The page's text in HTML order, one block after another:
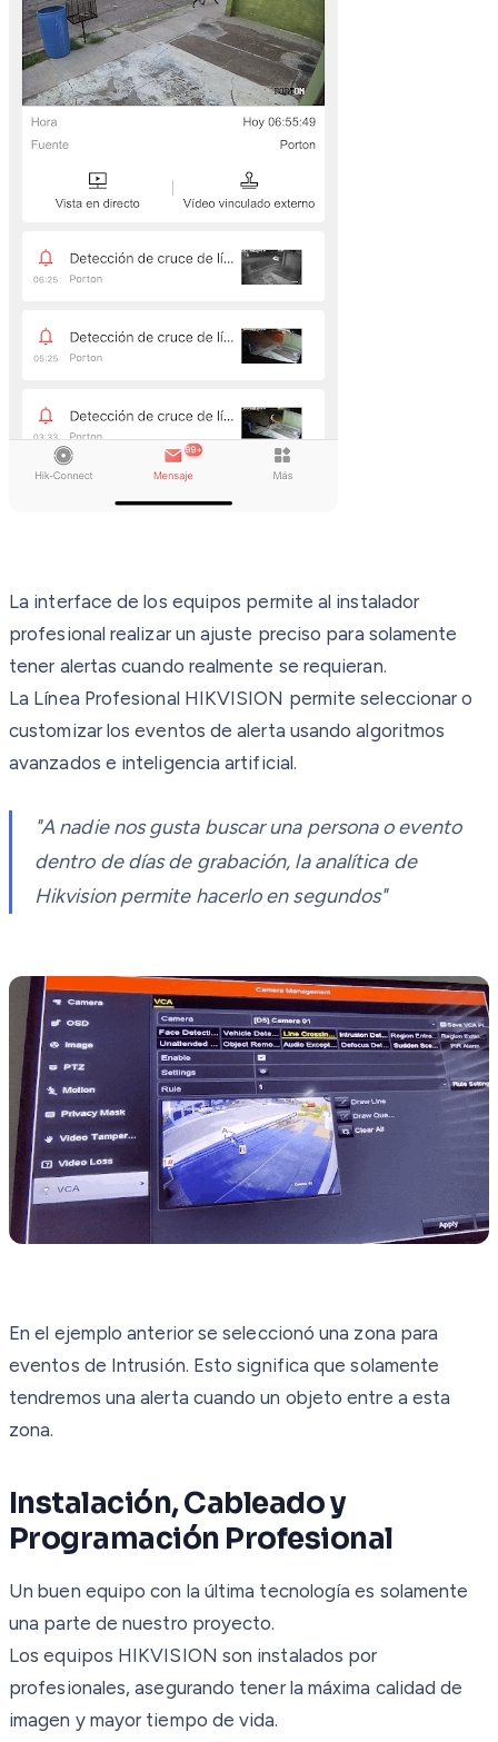
La interface de los equipos permite al instalador
profesional realizar un ajuste preciso para solamente
tener alertas cuando realmente se requieran.
La Línea Profesional HIKVISION permite seleccionar o
customizar los eventos de alerta usando algoritmos
avanzados e inteligencia artificial.
"A nadie nos gusta buscar una persona o evento
dentro de días de grabación, la analítica de
Hikvision permite hacerlo en segundos"
En el ejemplo anterior se seleccionó una zona para
eventos de Intrusión. Esto significa que solamente
tendremos una alerta cuando un objeto entre a esta
zona.
Instalación, Cableado y
Programación Profesional
Un buen equipo con la última tecnología es solamente
una parte de nuestro proyecto.
Los equipos HIKVISION son instalados por
profesionales, asegurando tener la máxima calidad de
imagen y mayor tiempo de vida.